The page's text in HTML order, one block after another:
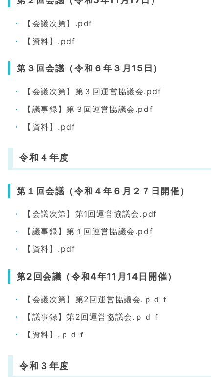
【会議次第】.pdf
【資料】.pdf
第３回会議（令和６年３月15日）
【会議次第】第３回運営協議会.pdf
【議事録】第３回運営協議会.pdf
【資料】.pdf
令和４年度
第１回会議（令和４年６月２７日開催）
【会議次第】第1回運営協議会.pdf
【議事録】第１回運営協議会.pdf
【資料】.pdf
第2回会議（令和4年11月14日開催）
【会議次第】第2回運営協議会.ｐｄｆ
【議事録】第2回運営協議会.ｐｄｆ
【資料】.ｐｄｆ
令和３年度